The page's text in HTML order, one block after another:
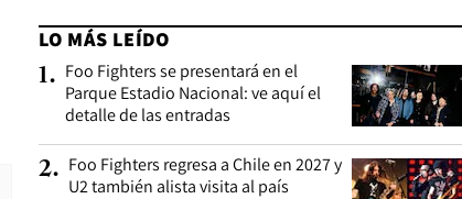
LO MÁS LEÍDO
1. Foo Fighters se presentará en el
Parque Estadio Nacional: ve aquí el
detalle de las entradas
2. Foo Fighters regresa a Chile en 2027 y
U2 también alista visita al país